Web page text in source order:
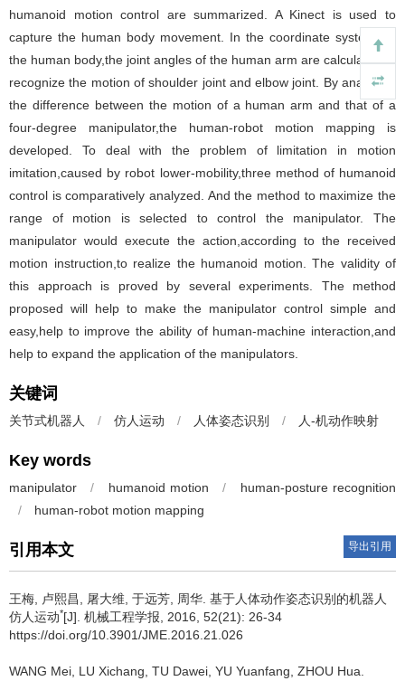
humanoid motion control are summarized. A Kinect is used to
capture the human body movement. In the coordinate system on
the human body,the joint angles of the human arm are calculated to
recognize the motion of shoulder joint and elbow joint. By analyzing
the difference between the motion of a human arm and that of a
four-degree manipulator,the human-robot motion mapping is
developed. To deal with the problem of limitation in motion
imitation,caused by robot lower-mobility,three method of humanoid
control is comparatively analyzed. And the method to maximize the
range of motion is selected to control the manipulator. The
manipulator would execute the action,according to the received
motion instruction,to realize the humanoid motion. The validity of
this approach is proved by several experiments. The method
proposed will help to make the manipulator control simple and
easy,help to improve the ability of human-machine interaction,and
help to expand the application of the manipulators.
关键词
关节式机器人 / 仿人运动 / 人体姿态识别 / 人-机动作映射
Key words
manipulator / humanoid motion /
human-posture recognition
/
human-robot motion mapping
引用本文 导出引用
王梅, 卢熙昌, 屠大维, 于远芳, 周华. 基于人体动作姿态识别的机器人
仿人运动*[J]. 机械工程学报, 2016, 52(21): 26-34
https://doi.org/10.3901/JME.2016.21.026
WANG Mei, LU Xichang, TU Dawei, YU Yuanfang, ZHOU Hua.